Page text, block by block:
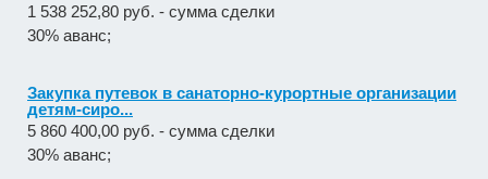
1 538 252,80 руб. - сумма сделки
30% аванс;
Закупка путевок в санаторно-курортные организации
детям-сиро...
5 860 400,00 руб. - сумма сделки
30% аванс;